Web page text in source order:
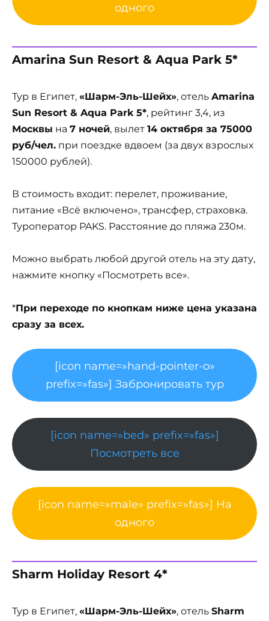
одного
Amarina Sun Resort & Aqua Park 5*
Тур в Египет, «Шарм-Эль-Шейх», отель Amarina
Sun Resort & Aqua Park 5*, рейтинг 3,4, из
Москвы на 7 ночей, вылет 14 октября за 75000
руб/чел. при поездке вдвоем (за двух взрослых
150000 рублей).
В стоимость входит: перелет, проживание,
питание «Всё включено», трансфер, страховка.
Туроператор PAKS. Расстояние до пляжа 230м.
Можно выбрать любой другой отель на эту дату,
нажмите кнопку «Посмотреть все».
*При переходе по кнопкам ниже цена указана
сразу за всех.
[icon name=»hand-pointer-o»
prefix=»fas»] Забронировать тур
[icon name=»bed» prefix=»fas»]
Посмотреть все
[icon name=»male» prefix=»fas»] На
одного
Sharm Holiday Resort 4*
Тур в Египет, «Шарм-Эль-Шейх», отель Sharm